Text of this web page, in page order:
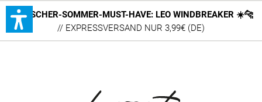
DEUTSCHER-SOMMER-MUST-HAVE: LEO WINDBREAKER ☀️🐆
// EXPRESSVERSAND NUR 3,99€ (DE)